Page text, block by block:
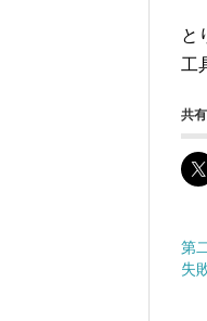
と
工
共
第
失